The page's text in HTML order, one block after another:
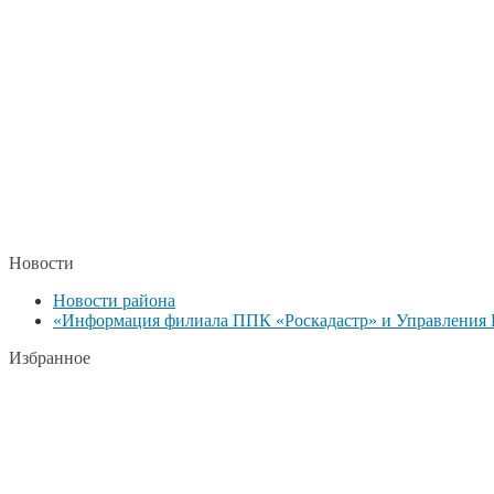
Новости
Новости района
«Информация филиала ППК «Роскадастр» и Управления
Избранное